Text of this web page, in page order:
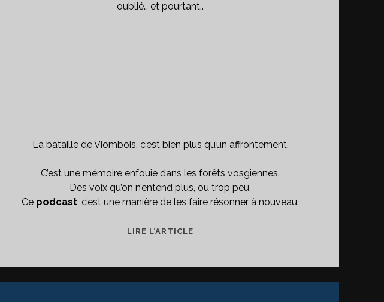
oublié… et pourtant..
La bataille de Viombois, c’est bien plus qu’un affrontement.
C’est une mémoire enfouie dans les forêts vosgiennes.
Des voix qu’on n’entend plus, ou trop peu.
Ce podcast, c’est une manière de les faire résonner à nouveau.
LIRE L’ARTICLE